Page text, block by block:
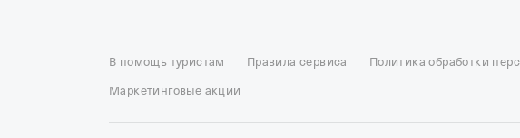
Отель Космос в Москве
Отель Президент Отель Рэдиссон в Сочи
Отели в Сочи Отели в Ярославле Отели в Абхазии Отели в Сортавале Еще
В помощь туристам Правила сервиса Политика обработки
Маркетинговые акции